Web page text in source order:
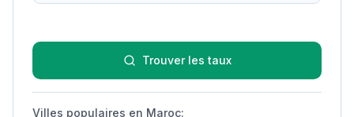
Trouver les taux
Villes populaires en Maroc: